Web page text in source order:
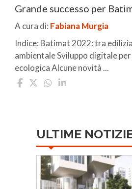
Grande successo per
A cura di: Fabiana Murgia
Indice: Batimat 2022: tra
ambientale Sviluppo digitale
ecologica Alcune novità ...
ULTIME